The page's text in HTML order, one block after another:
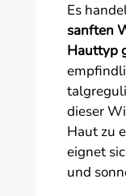
Es
sanften
Hauttyp
dieser
Haut zu
eignet
und